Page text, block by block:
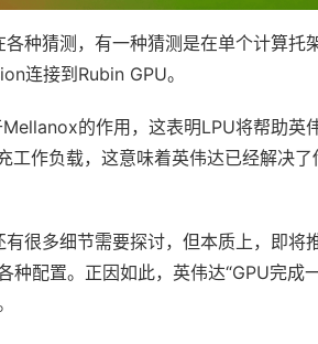
种猜测，有一种猜测是在单个计算
连接到Rubin GPU。
的作用，这表明LPU将帮助英
工作负载，这意味着英伟达已经解决
很多细节需要探讨，但本质上，即将
配置。正因如此，英伟达“GPU完成